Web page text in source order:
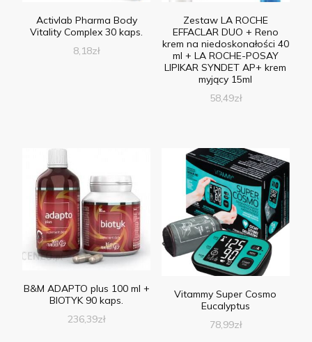
Activlab Pharma Body
Vitality Complex 30 kaps.
8,18zł
Zestaw LA ROCHE
EFFACLAR DUO + Reno
krem na niedoskonałości 40
ml + LA ROCHE-POSAY
LIPIKAR SYNDET AP+ krem
myjący 15ml
58,49zł
B&M ADAPTO plus 100 ml +
BIOTYK 90 kaps.
236,39zł
Vitammy Super Cosmo
Eucalyptus
78,99zł